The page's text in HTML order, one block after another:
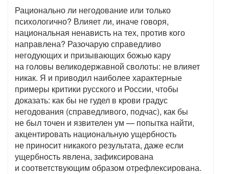
Рационально ли негодование или только
психологично? Влияет ли, иначе говоря,
национальная ненависть на тех, против кого
направлена? Разочарую справедливо
негодующих и призывающих божью кару
на головы великодержавной сволоты: не влияет
никак. Я и приводил наиболее характерные
примеры критики русского и России, чтобы
доказать: как бы не гудел в крови градус
негодования (справедливого, подчас), как бы
не был точен и язвителен ум — попытка найти,
акцентировать национальную ущербность
не приносит никакого результата, даже если
ущербность явлена, зафиксирована
и соответствующим образом отрефлексирована.